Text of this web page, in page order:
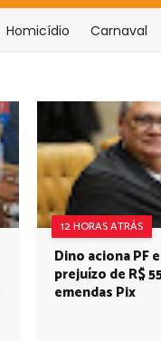
Homicídio Carnaval
12 HORAS ATRÁS
Dino aciona PF
prejuízo de R$
emendas Pix